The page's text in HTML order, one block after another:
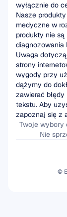
wyłącznie do
Nasze
medyczne w
produkty nie
diagnozowania
Uwaga
strony
wygody przy
dążymy do
zawierać
tekstu. Aby
zapoznaj się z
Twoje wybory
Nie
©